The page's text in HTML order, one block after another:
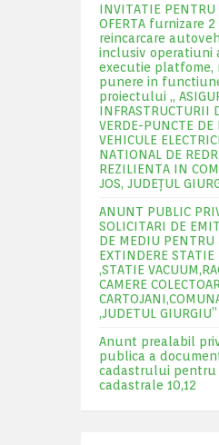
INVITATIE PENTRU
OFERTA furnizare
reincarcare
inclusiv operatiuni
executie platfome,
punere in
proiectului „
INFRASTRUCTURII
VERDE-PUNCTE DE
VEHICULE
NATIONAL DE
REZILIENTA IN
JOS, JUDEŢUL
ANUNT PUBLIC
SOLICITARI DE
DE MEDIU PENTRU
EXTINDERE STATIE
,STATIE
CAMERE
,JUDETUL GIURGIU”
Anunt prealabil
publica a
cadastrului pentru
cadastrale 10,12